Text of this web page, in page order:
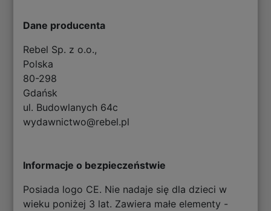
Dane producenta
Rebel Sp. z o.o.,
Polska
80-298
Gdańsk
ul. Budowlanych 64c
wydawnictwo@rebel.pl
Informacje o bezpieczeństwie
Posiada logo CE. Nie nadaje się dla dzieci w
wieku poniżej 3 lat. Zawiera małe elementy -